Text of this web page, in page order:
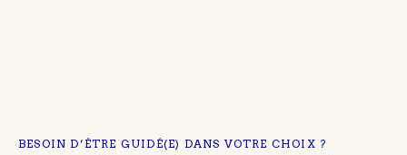
BESOIN D’ÊTRE GUIDÉ(E) DANS VOTRE CHOIX ?